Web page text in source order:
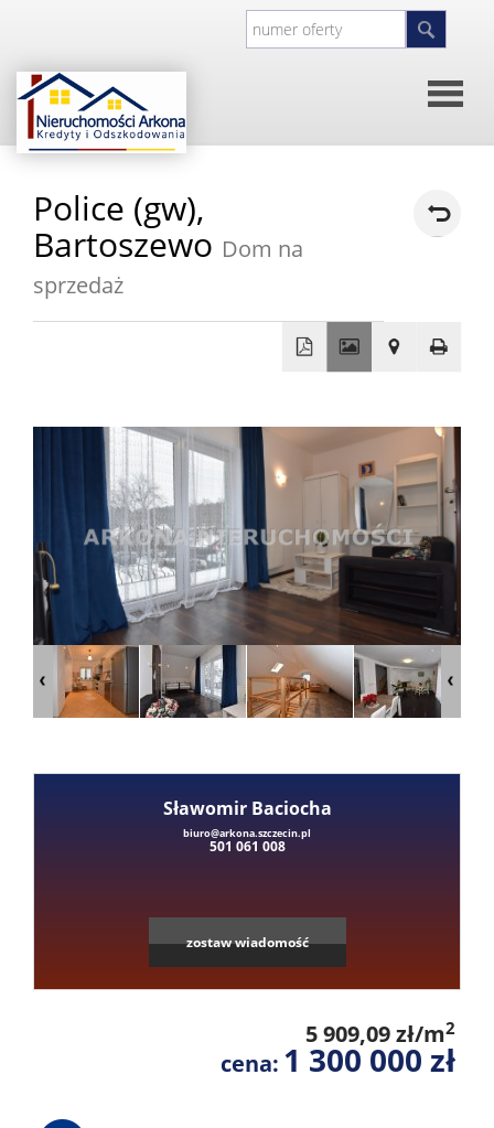
główna
O
Oferty
Domy
Dzialki
Police (gw),
Bartoszewo Dom na
sprzedaż
−
Sławomir Baciocha
biuro@arkona.szczecin.pl
501 061 008
zostaw wiadomość
5 909,09 zł/m2
cena: 1 300 000 zł